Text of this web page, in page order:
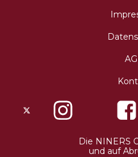
Die NINERS
und auf